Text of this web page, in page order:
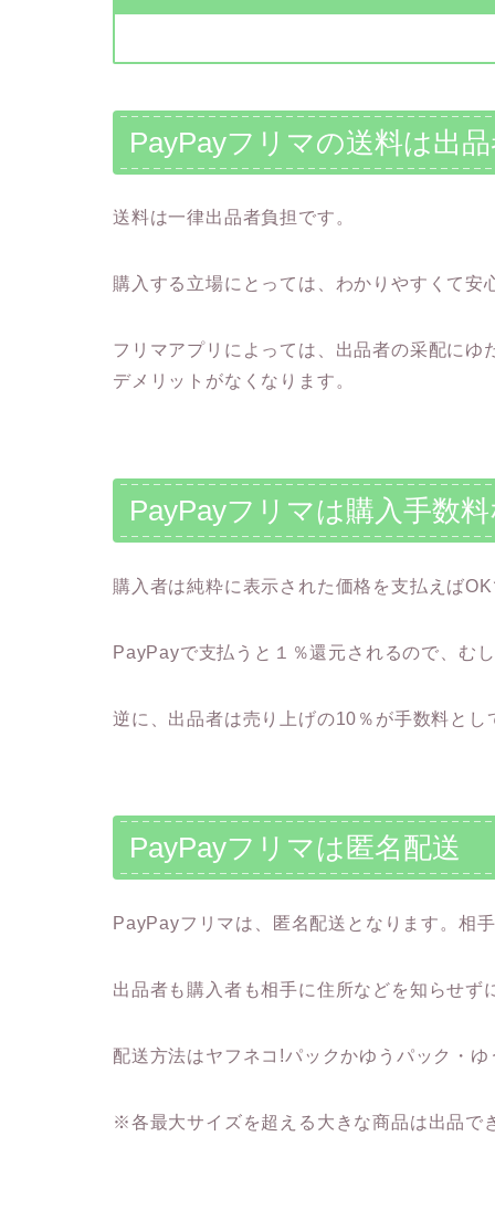
PayPayフリマの送料は出
送料は一律出品者負担です。
購入する立場にとっては、わかりやすくて安
フリマアプリによっては、出品者の采配に
デメリットがなくなります。
PayPayフリマは購入手数
購入者は純粋に表示された価格を支払えば
PayPayで支払うと１％還元されるので、む
逆に、出品者は売り上げの10％が手数料と
PayPayフリマは匿名配送
PayPayフリマは、匿名配送となります。相
出品者も購入者も相手に住所などを知らせず
配送方法はヤフネコ!パックかゆうパック・
※各最大サイズを超える大きな商品は出品で